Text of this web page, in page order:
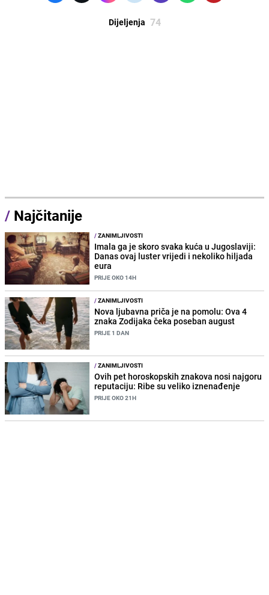
Dijeljenja 74
/ Najčitanije
/ZANIMLJIVOSTI
Imala ga je skoro svaka kuća u Jugoslaviji:
Danas ovaj luster vrijedi i nekoliko hiljada
eura
PRIJE OKO 14H
/ZANIMLJIVOSTI
Nova ljubavna priča je na pomolu: Ova 4
znaka Zodijaka čeka poseban august
PRIJE 1 DAN
/ZANIMLJIVOSTI
Ovih pet horoskopskih znakova nosi najgoru
reputaciju: Ribe su veliko iznenađenje
PRIJE OKO 21H